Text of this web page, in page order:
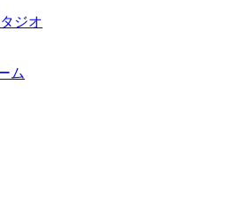
ジオ
ム